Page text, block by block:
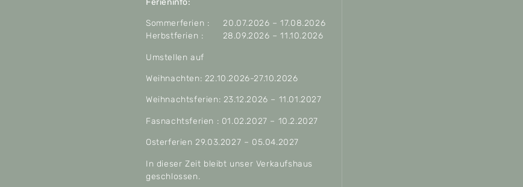
Sommerferien : 20.07.2026 – 17.08.2026
Herbstferien : 28.09.2026 – 11.10.2026
Umstellen auf
Weihnachten: 22.10.2026-27.10.2026
Weihnachtsferien: 23.12.2026 – 11.01.2027
Fasnachtsferien : 01.02.2027 – 10.2.2027
Osterferien 29.03.2027 – 05.04.2027
In dieser Zeit bleibt unser Verkaufshaus
geschlossen.